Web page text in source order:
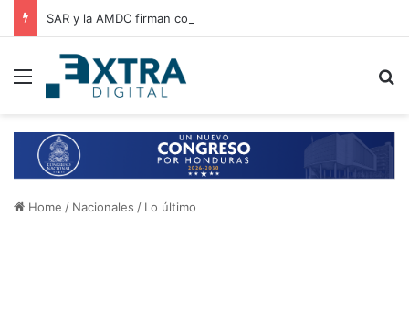
Menu
Home / Nacionales / Lo último